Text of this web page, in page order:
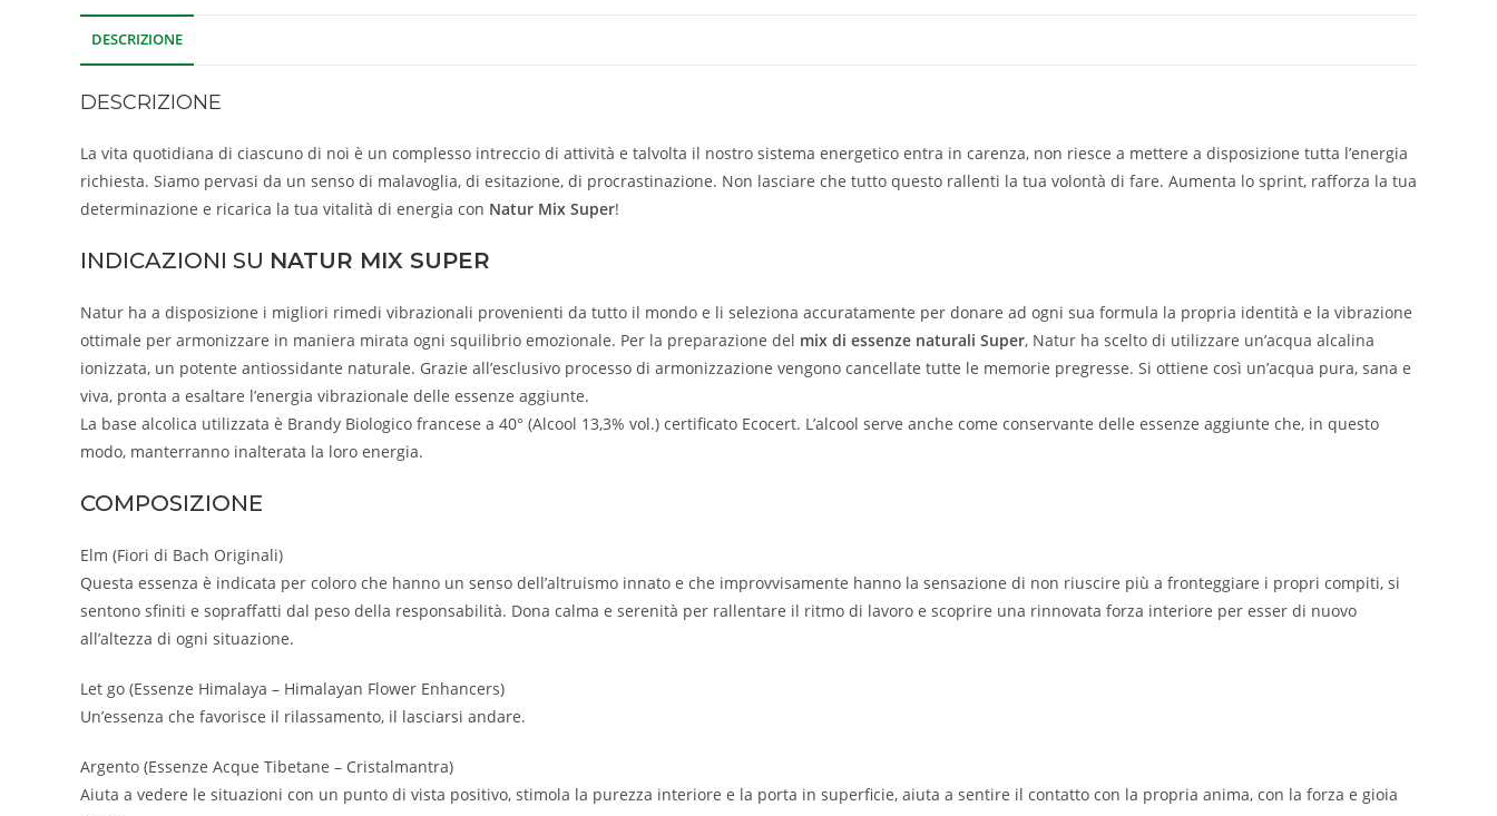
DESCRIZIONE
DESCRIZIONE
La vita quotidiana di ciascuno di noi è un complesso intreccio di attività e talvolta il nostro sistema energetico entra in carenza, non riesce a mettere a disposizione tutta l’energia
richiesta. Siamo pervasi da un senso di malavoglia, di esitazione, di procrastinazione. Non lasciare che tutto questo rallenti la tua volontà di fare. Aumenta lo sprint, rafforza la tua
determinazione e ricarica la tua vitalità di energia con Natur Mix Super!
INDICAZIONI SU NATUR MIX SUPER
Natur ha a disposizione i migliori rimedi vibrazionali provenienti da tutto il mondo e li seleziona accuratamente per donare ad ogni sua formula la propria identità e la vibrazione
ottimale per armonizzare in maniera mirata ogni squilibrio emozionale. Per la preparazione del mix di essenze naturali Super, Natur ha scelto di utilizzare un’acqua alcalina
ionizzata, un potente antiossidante naturale. Grazie all’esclusivo processo di armonizzazione vengono cancellate tutte le memorie pregresse. Si ottiene così un’acqua pura, sana e
viva, pronta a esaltare l’energia vibrazionale delle essenze aggiunte.
La base alcolica utilizzata è Brandy Biologico francese a 40° (Alcool 13,3% vol.) certificato Ecocert. L’alcool serve anche come conservante delle essenze aggiunte che, in questo
modo, manterranno inalterata la loro energia.
COMPOSIZIONE
Elm (Fiori di Bach Originali)
Questa essenza è indicata per coloro che hanno un senso dell’altruismo innato e che improvvisamente hanno la sensazione di non riuscire più a fronteggiare i propri compiti, si
sentono sfiniti e sopraffatti dal peso della responsabilità. Dona calma e serenità per rallentare il ritmo di lavoro e scoprire una rinnovata forza interiore per esser di nuovo
all’altezza di ogni situazione.
Let go (Essenze Himalaya – Himalayan Flower Enhancers)
Un’essenza che favorisce il rilassamento, il lasciarsi andare.
Argento (Essenze Acque Tibetane – Cristalmantra)
Aiuta a vedere le situazioni con un punto di vista positivo, stimola la purezza interiore e la porta in superficie, aiuta a sentire il contatto con la propria anima, con la forza e gioia